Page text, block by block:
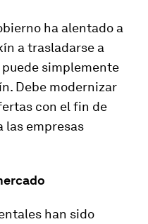
ha alentado a
a trasladarse a
simplemente
Debe modernizar
con el fin de
las empresas
han sido